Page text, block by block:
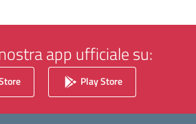
app ufficiale su:
Play Store